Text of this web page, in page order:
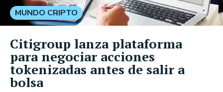
MUNDO CRIPTO
Citigroup lanza plataforma
para negociar acciones
tokenizadas antes de salir a
bolsa